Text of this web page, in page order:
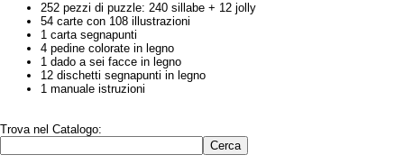
252 pezzi di puzzle: 240 sillabe + 12 jolly
54 carte con 108 illustrazioni
1 carta segnapunti
4 pedine colorate in legno
1 dado a sei facce in legno
12 dischetti segnapunti in legno
1 manuale istruzioni
Trova nel Catalogo: